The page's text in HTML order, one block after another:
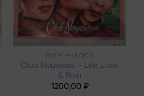
РИТМ-Н-БЛЮЗ
Club Nouveau – Life, Love
& Pain
1200,00 ₽